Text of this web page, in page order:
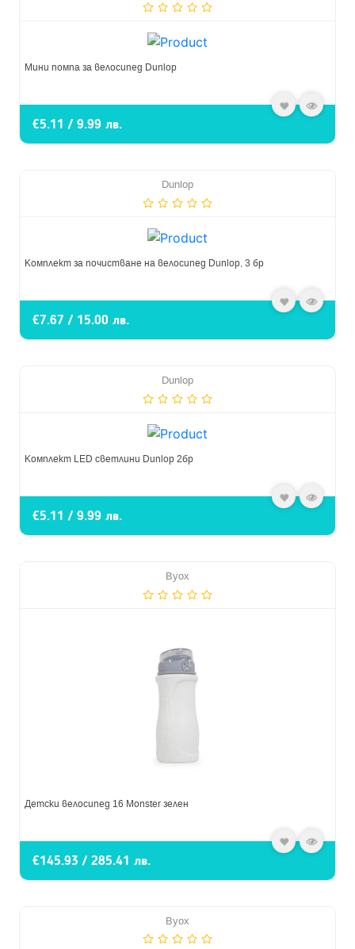
Мини помпа за велосипед Dunlop
€5.11 / 9.99 лв.
Dunlop
Комплект за почистване на велосипед Dunlop, 3 бр
€7.67 / 15.00 лв.
Dunlop
Комплект LED светлини Dunlop 2бр
€5.11 / 9.99 лв.
Byox
Детски велосипед 16 Monster зелен
€145.93 / 285.41 лв.
Byox